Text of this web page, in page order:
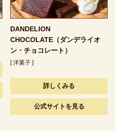
DANDELION
CHOCOLATE（ダンデライオ
ン・チョコレート）
[ 洋菓子 ]
詳しくみる
公式サイトを見る